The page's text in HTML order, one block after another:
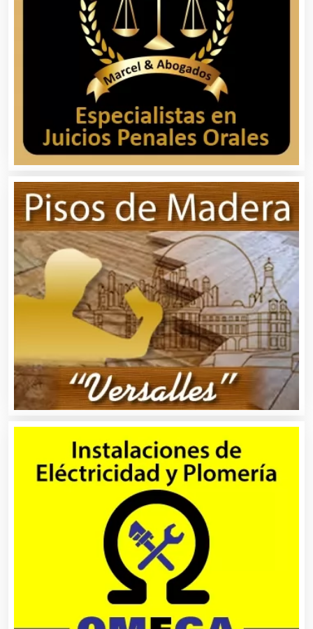
Asociaciones Civiles
Asociaciones Empresariales
Audio, Sonido e Iluminación
Audios para Eventos
Autobuses
Automatización
Automóviles Nuevos y Usados
Autopartes Eléctricas
Balnearios
Banquetes